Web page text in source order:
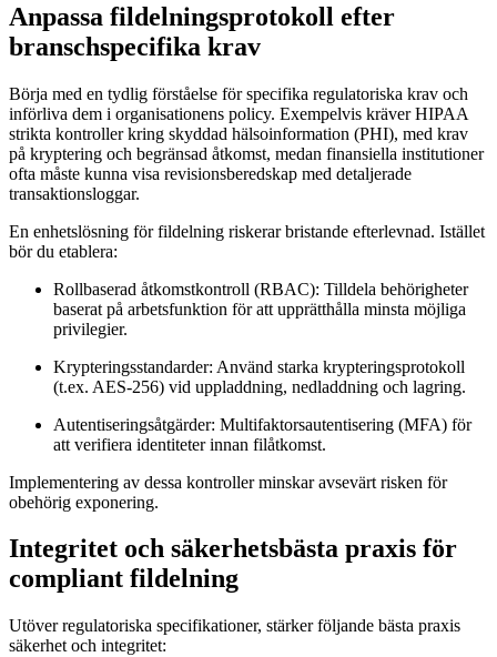
Anpassa fildelningsprotokoll efter
branschspecifika krav
Börja med en tydlig förståelse för specifika regulatoriska krav och
införliva dem i organisationens policy. Exempelvis kräver HIPAA
strikta kontroller kring skyddad hälsoinformation (PHI), med krav
på kryptering och begränsad åtkomst, medan finansiella institutioner
ofta måste kunna visa revisionsberedskap med detaljerade
transaktionsloggar.
En enhetslösning för fildelning riskerar bristande efterlevnad. Istället
bör du etablera:
Rollbaserad åtkomstkontroll (RBAC): Tilldela behörigheter
baserat på arbetsfunktion för att upprätthålla minsta möjliga
privilegier.
Krypteringsstandarder: Använd starka krypteringsprotokoll
(t.ex. AES-256) vid uppladdning, nedladdning och lagring.
Autentiseringsåtgärder: Multifaktorsautentisering (MFA) för
att verifiera identiteter innan filåtkomst.
Implementering av dessa kontroller minskar avsevärt risken för
obehörig exponering.
Integritet och säkerhetsbästa praxis för
compliant fildelning
Utöver regulatoriska specifikationer, stärker följande bästa praxis
säkerhet och integritet: